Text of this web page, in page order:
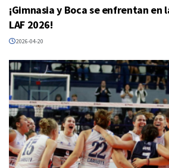
¡Gimnasia y Boca se enfrentan en
LAF 2026!
2026-04-20